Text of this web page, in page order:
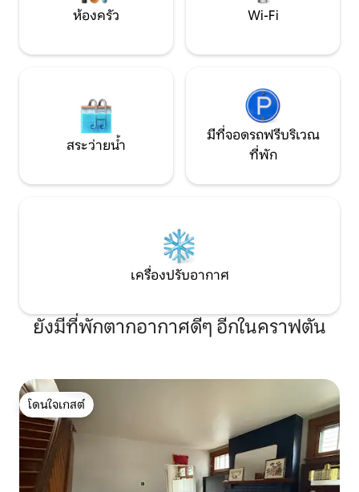
ห้องครัว Wi-Fi
สระว่ายน้ำ
มีที่จอดรถฟรีบริเวณ
ที่พัก
เครื่องปรับอากาศ
ยังมีที่พักตากอากาศดีๆ อีกในคราฟตัน
โดนใจเกสต์
โดนใจเกสต์